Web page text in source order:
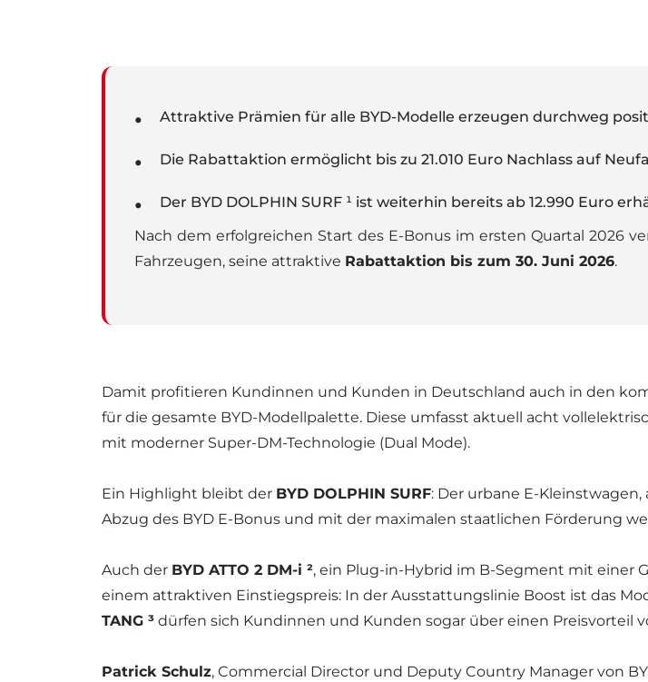
Attraktive Prämien für alle BYD-Modelle erzeugen durchweg
Die Rabattaktion ermöglicht bis zu 21.010 Euro Nachlass auf
Der BYD DOLPHIN SURF ¹ ist weiterhin bereits ab 12.990 Euro
Nach dem erfolgreichen Start des E-Bonus im ersten Quartal 2026
Fahrzeugen, seine attraktive Rabattaktion bis zum 30. Juni 2026.
Damit profitieren Kundinnen und Kunden in Deutschland auch in den
für die gesamte BYD-Modellpalette. Diese umfasst aktuell acht
mit moderner Super-DM-Technologie (Dual Mode).
Ein Highlight bleibt der BYD DOLPHIN SURF: Der urbane E-Kleinstwagen,
Abzug des BYD E-Bonus und mit der maximalen staatlichen Förderung
Auch der BYD ATTO 2 DM-i ², ein Plug-in-Hybrid im B-Segment mit einer
einem attraktiven Einstiegspreis: In der Ausstattungslinie Boost ist das
TANG ³ dürfen sich Kundinnen und Kunden sogar über einen Preisvorteil
Patrick Schulz, Commercial Director und Deputy Country Manager von